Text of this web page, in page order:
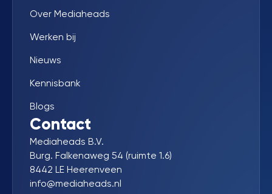
Over Mediaheads
Werken bij
Nieuws
Kennisbank
Blogs
Contact
Mediaheads B.V.
Burg. Falkenaweg 54 (ruimte 1.6)
8442 LE Heerenveen
info@mediaheads.nl